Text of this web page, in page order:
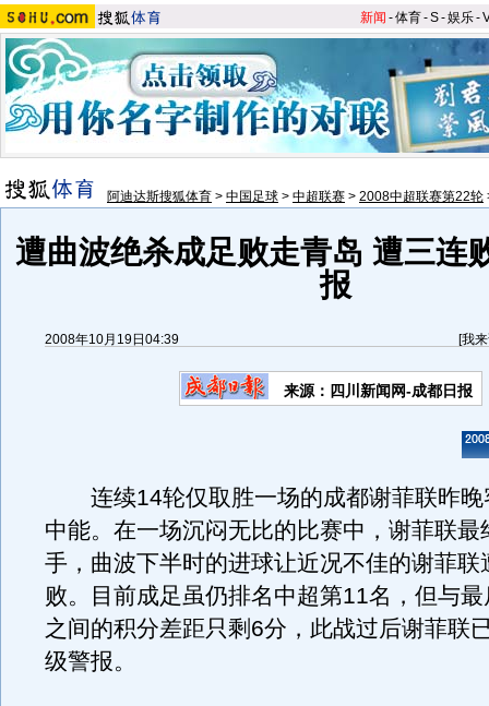
新闻 -体育-S-娱乐-
阿迪达斯搜狐体育 > 中国足球 > 中超联赛 > 2008中超联赛第22轮
遭曲波绝杀成足败走青岛 遭三连
报
2008年10月19日04:39 [我
来源：四川新闻网-成都日报
连续14轮仅取胜一场的成都谢菲联昨晚
中能。在一场沉闷无比的比赛中，谢菲联最
手，曲波下半时的进球让近况不佳的谢菲联
败。目前成足虽仍排名中超第11名，但与
之间的积分差距只剩6分，此战过后谢菲联
级警报。